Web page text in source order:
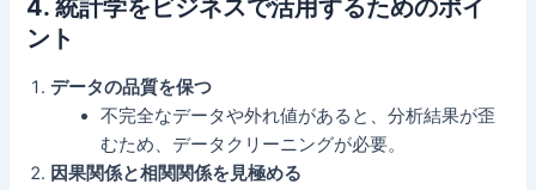
4. 統計学をビジネスで活用するためのポイ
ント
データの品質を保つ
不完全なデータや外れ値があると、分析結果が歪
むため、データクリーニングが必要。
因果関係と相関関係を見極める